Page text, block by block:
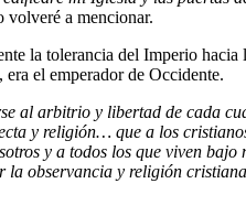
volveré a mencionar.
la tolerancia del Imperio hacia
el emperador de Occidente.
al arbitrio y libertad de cada
y religión… que a los
y a todos los que viven bajo
observancia y religión